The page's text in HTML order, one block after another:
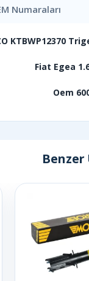
Numaraları
KTBWP12370
Fiat Egea
Oem